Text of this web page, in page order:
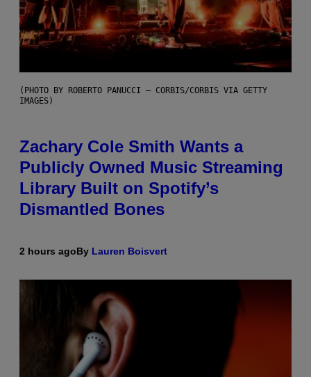
(PHOTO BY ROBERTO PANUCCI – CORBIS/CORBIS VIA GETTY
IMAGES)
Zachary Cole Smith Wants a
Publicly Owned Music Streaming
Library Built on Spotify’s
Dismantled Bones
2 hours agoBy Lauren Boisvert